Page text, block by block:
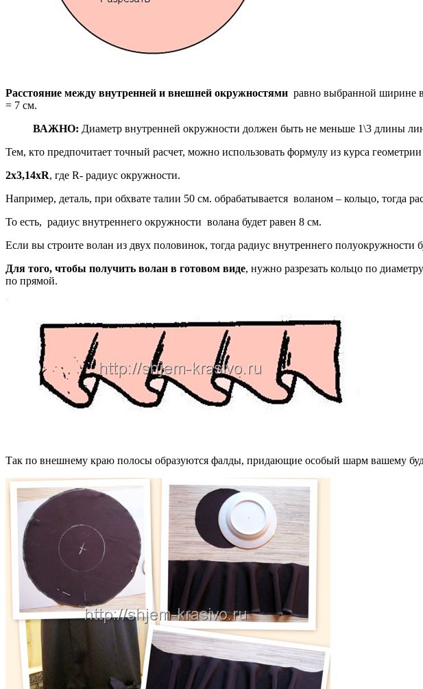
Расстояние между внутренней и внешней окружностями равно выбранной ширине
= 7 см.
ВАЖНО: Диаметр внутренней окружности должен быть не меньше 1\3 длины
Тем, кто предпочитает точный расчет, можно использовать формулу из курса
2х3,14хR, где R- радиус окружности.
Например, деталь, при обхвате талии 50 см. обрабатывается воланом – кольцо, тогда
То есть, радиус внутреннего окружности волана будет равен 8 см.
Если вы строите волан из двух половинок, тогда радиус внутреннего полуокружности
Для того, чтобы получить волан в готовом виде, нужно разрезать кольцо по
по прямой.
Так по внешнему краю полосы образуются фалды, придающие особый шарм вашему